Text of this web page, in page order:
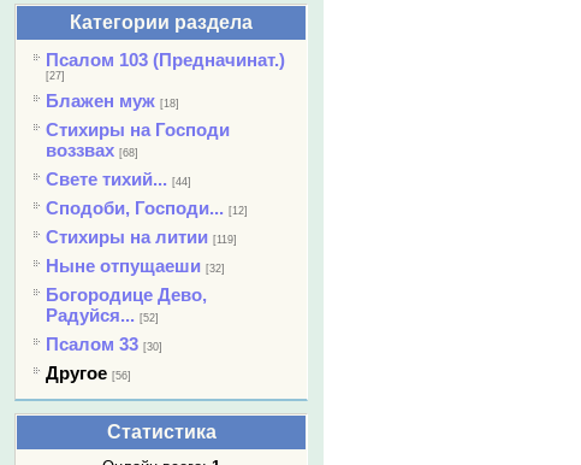
Категории раздела
Псалом 103 (Предначинат.)
[27]
Блажен муж [18]
Стихиры на Господи
воззвах [68]
Свете тихий... [44]
Сподоби, Господи... [12]
Стихиры на литии [119]
Ныне отпущаеши [32]
Богородице Дево,
Радуйся... [52]
Псалом 33 [30]
Другое [56]
Статистика